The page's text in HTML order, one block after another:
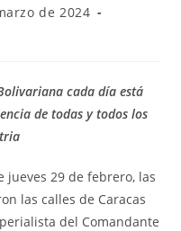
de 2024
cada día está
de todas y todos los
jueves 29 de febrero, las
las calles de Caracas
del Comandante